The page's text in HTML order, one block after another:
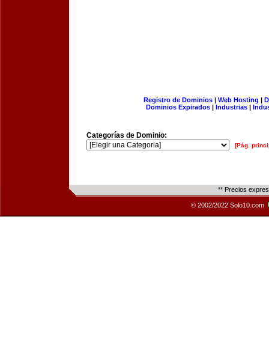
Registro de Dominios| Web Hosting |
Dominios Expirados | Industrias |
Categorías de Dominio:
[Pág.
** Precios
© 2002/2022 Solo10.com